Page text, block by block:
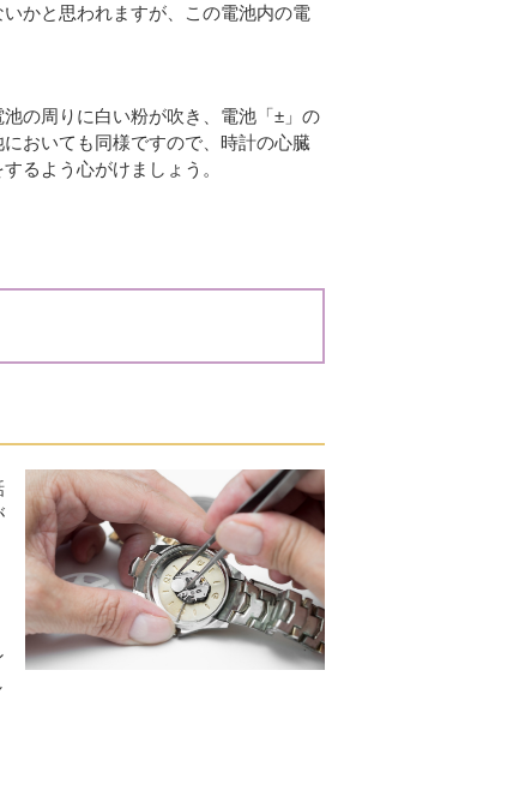
かと思われますが、この電池内の電
の周りに白い粉が吹き、電池「±」の
おいても同様ですので、時計の心臓
るよう心がけましょう。